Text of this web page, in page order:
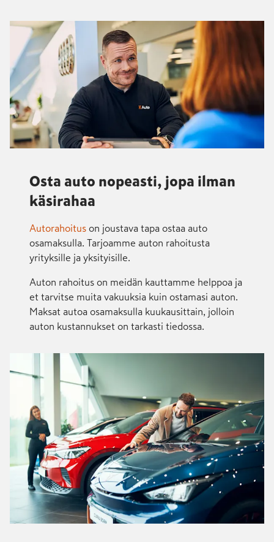
Osta auto nopeasti, jopa ilman
käsirahaa
Autorahoitus on joustava tapa ostaa auto
osamaksulla. Tarjoamme auton rahoitusta
yrityksille ja yksityisille.
Auton rahoitus on meidän kauttamme helppoa ja
et tarvitse muita vakuuksia kuin ostamasi auton.
Maksat autoa osamaksulla kuukausittain, jolloin
auton kustannukset on tarkasti tiedossa.